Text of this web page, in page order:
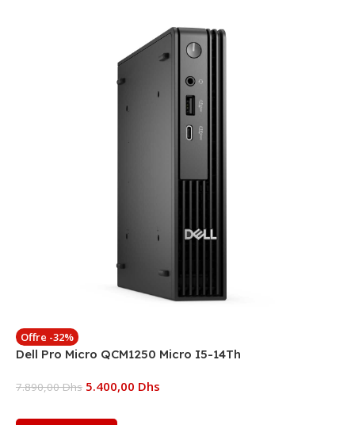
Offre -32%
Dell Pro Micro QCM1250 Micro I5-14Th
7.890,00Dhs 5.400,00 Dhs